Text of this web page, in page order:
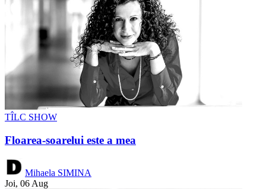
TÎLC SHOW
Floarea-soarelui este a mea
Mihaela SIMINA
Joi, 06 Aug